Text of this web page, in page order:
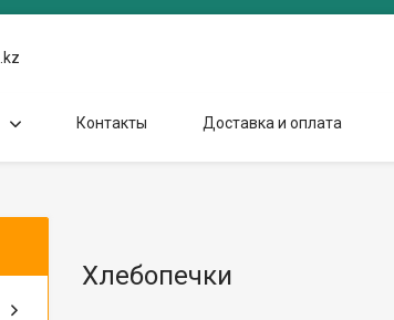
Контакты Доставка и оплата
Хлебопечки